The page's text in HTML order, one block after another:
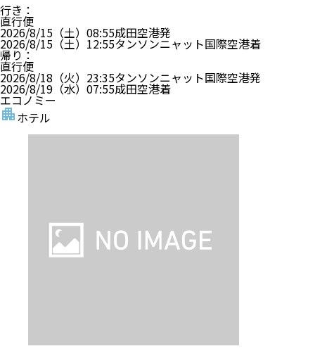
行き ：
直行便
2026/8/15（土） 08:55成田空港発
2026/8/15（土） 12:55タンソンニャット国際空港着
帰り ：
直行便
2026/8/18（火） 23:35タンソンニャット国際空港発
2026/8/19（水） 07:55成田空港着
エコノミー
ホテル